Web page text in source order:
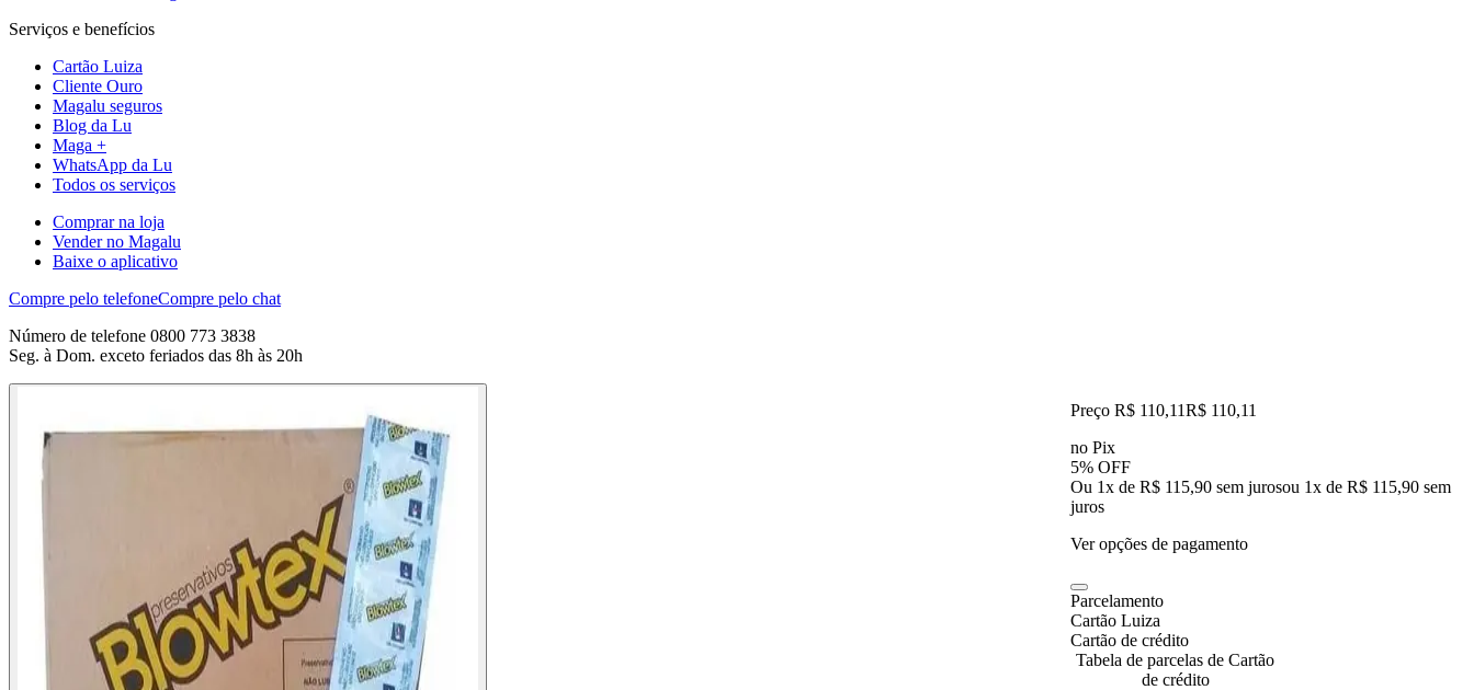
Serviços e benefícios
Cartão Luiza
Cliente Ouro
Magalu seguros
Blog da Lu
Maga +
WhatsApp da Lu
Todos os serviços
Comprar na loja
Vender no Magalu
Baixe o aplicativo
Compre pelo telefoneCompre pelo chat
Número de telefone 0800 773 3838
Seg. à Dom. exceto feriados das 8h às 20h
Preço R$ 110,11R$ 110,11
no Pix
5% OFF
Ou 1x de R$ 115,90 sem jurosou 1x de R$ 115,90 sem
juros
Ver opções de pagamento
Parcelamento
Cartão Luiza
Cartão de crédito
Tabela de parcelas de Cartão
de crédito